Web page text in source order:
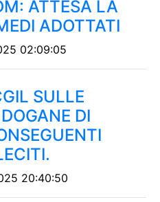
ATTESA LA
ADOTTATI
02:09:05
SULLE
DI
20:40:50